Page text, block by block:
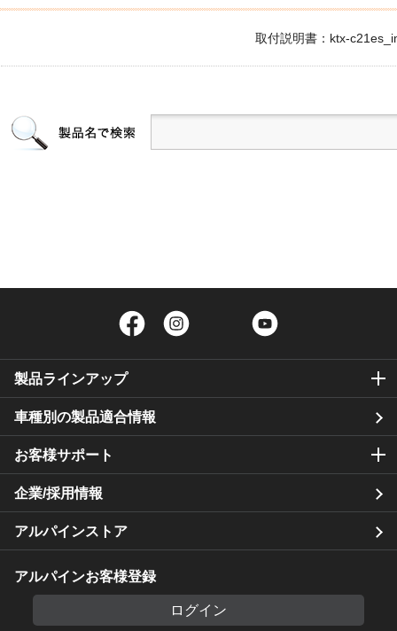
取付説明書：ktx-
Facebook Twitter
製品ラインアップ
車種別の製品適合情報
お客様サポート
企業/採用情報
アルパインストア
アルパインお客様登録
ログイン